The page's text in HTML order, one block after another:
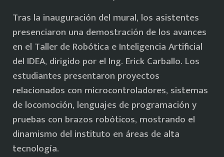
Tras la inauguración del mural, los asistentes
presenciaron una demostración de los avances
en el Taller de Robótica e Inteligencia Artificial
del IDEA, dirigido por el Ing. Erick Carballo. Los
estudiantes presentaron proyectos
relacionados con microcontroladores, sistemas
de locomoción, lenguajes de programación y
pruebas con brazos robóticos, mostrando el
dinamismo del instituto en áreas de alta
tecnología.